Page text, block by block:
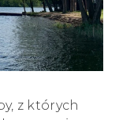
z których